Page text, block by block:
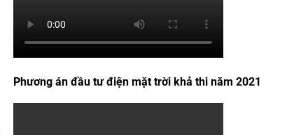
Phương án đầu tư điện mặt trời khả thi năm 2021